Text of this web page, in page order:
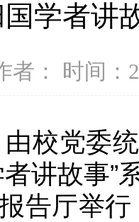
学者讲
者： 时间：
由校党委
讲故事”
告厅举